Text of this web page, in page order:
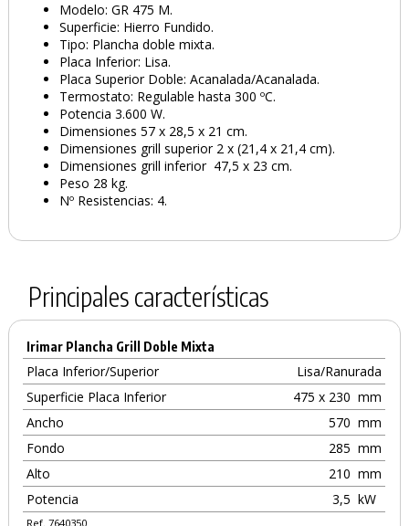
Modelo: GR 475 M.
Superficie: Hierro Fundido.
Tipo: Plancha doble mixta.
Placa Inferior: Lisa.
Placa Superior Doble: Acanalada/Acanalada.
Termostato: Regulable hasta 300 ºC.
Potencia 3.600 W.
Dimensiones 57 x 28,5 x 21 cm.
Dimensiones grill superior 2 x (21,4 x 21,4 cm).
Dimensiones grill inferior 47,5 x 23 cm.
Peso 28 kg.
Nº Resistencias: 4.
Principales características
Irimar Plancha Grill Doble Mixta
Placa Inferior/Superior
Lisa/Ranurada
Superficie Placa Inferior
475 x 230 mm
Ancho
570 mm
Fondo
285 mm
Alto
210 mm
Potencia
3,5 kW
Ref. 7640350